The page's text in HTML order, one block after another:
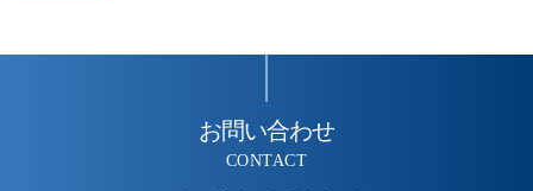
お問い合わせ
CONTACT